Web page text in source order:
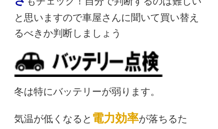
と思いますので車屋さんに聞いて買い替え
るべきか判断しましょう
冬は特にバッテリーが弱ります。
気温が低くなると 電力効率が落ちるた